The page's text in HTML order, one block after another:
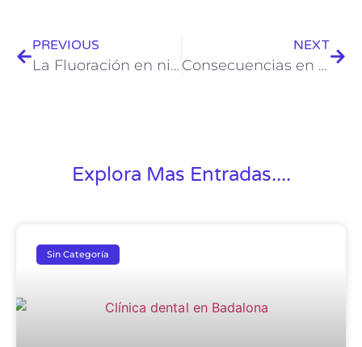
PREVIOUS
La Fluoración en niños
NEXT
Consecuencias en los dientes del estrés por el uso de tabletas y móviles
Explora Mas Entradas....
Sin Categoría